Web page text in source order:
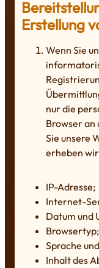
Erstellung
Wenn Sie
nur die
Browser an
Sie unsere
erheben
IP-Adresse;
Internet-
Datum und
Browsertyp;
Sprache
Inhalt des